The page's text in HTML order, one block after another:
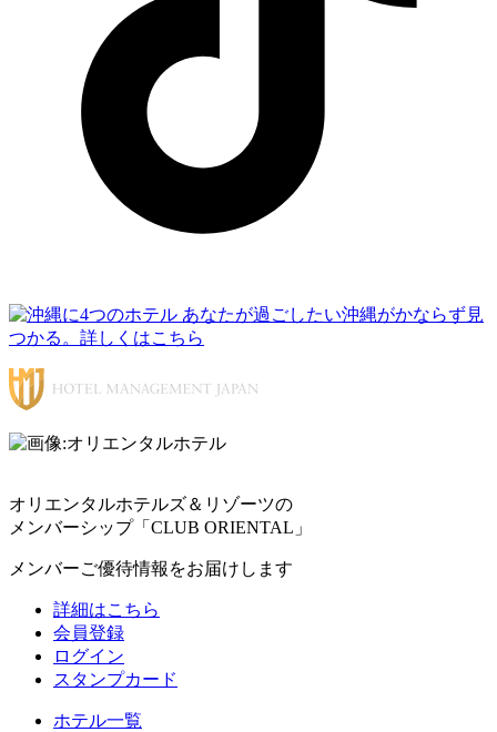
オリエンタルホテルズ＆リゾーツの
メンバーシップ「CLUB ORIENTAL」
メンバーご優待情報をお届けします
詳細はこちら
会員登録
ログイン
スタンプカード
ホテル一覧